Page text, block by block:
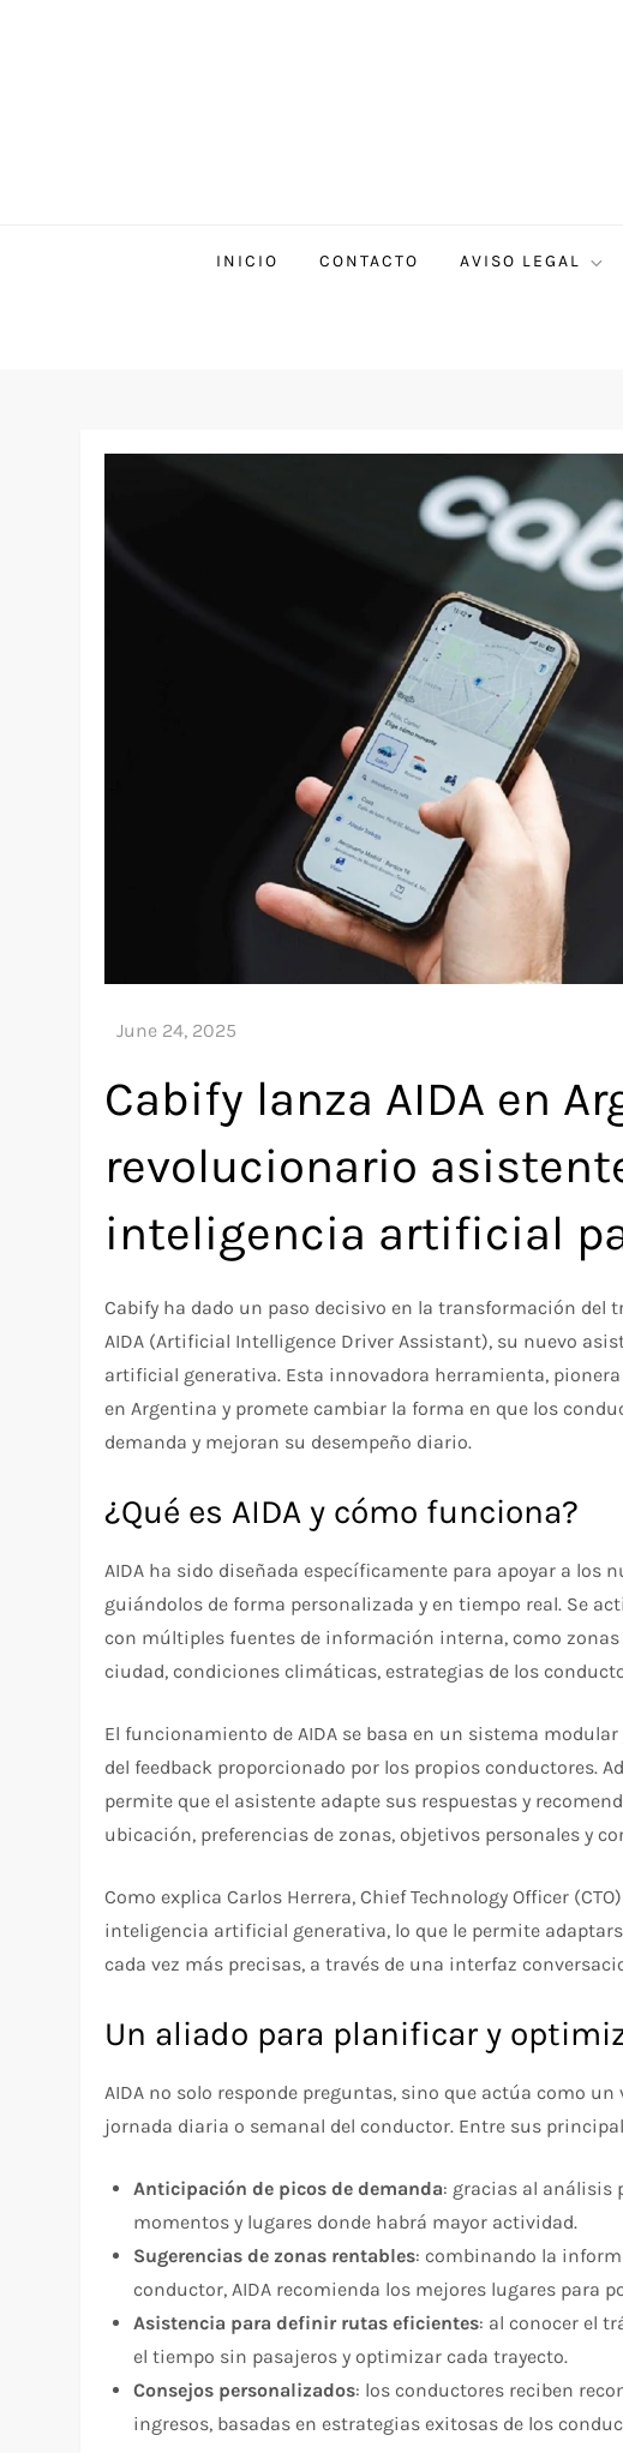
INICIO CONTACTO AVISO LEGAL
Cabify lanza AIDA en
revolucionario
inteligencia artificial
Cabify ha dado un paso decisivo en la transformación
AIDA (Artificial Intelligence Driver Assistant), su nuevo
artificial generativa. Esta innovadora herramienta,
en Argentina y promete cambiar la forma en que los
demanda y mejoran su desempeño diario.
¿Qué es AIDA y cómo funciona?
AIDA ha sido diseñada específicamente para apoyar a los
guiándolos de forma personalizada y en tiempo real. Se
con múltiples fuentes de información interna, como zonas
ciudad, condiciones climáticas, estrategias de los
El funcionamiento de AIDA se basa en un sistema
del feedback proporcionado por los propios conductores.
permite que el asistente adapte sus respuestas y
ubicación, preferencias de zonas, objetivos personales y
Como explica Carlos Herrera, Chief Technology Officer
inteligencia artificial generativa, lo que le permite
cada vez más precisas, a través de una interfaz
Un aliado para planificar y
AIDA no solo responde preguntas, sino que actúa como
jornada diaria o semanal del conductor. Entre sus
Anticipación de picos de demanda: gracias al análisis
momentos y lugares donde habrá mayor actividad.
Sugerencias de zonas rentables: combinando la
conductor, AIDA recomienda los mejores lugares para
Asistencia para definir rutas eficientes: al conocer el
el tiempo sin pasajeros y optimizar cada trayecto.
Consejos personalizados: los conductores reciben
ingresos, basadas en estrategias exitosas de los